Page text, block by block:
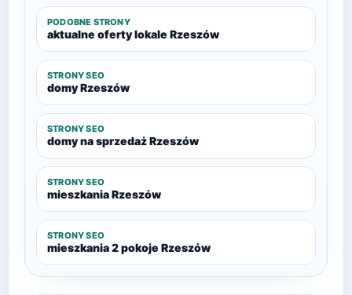
PODOBNE STRONY
aktualne oferty lokale Rzeszów
STRONY SEO
domy Rzeszów
STRONY SEO
domy na sprzedaż Rzeszów
STRONY SEO
mieszkania Rzeszów
STRONY SEO
mieszkania 2 pokoje Rzeszów